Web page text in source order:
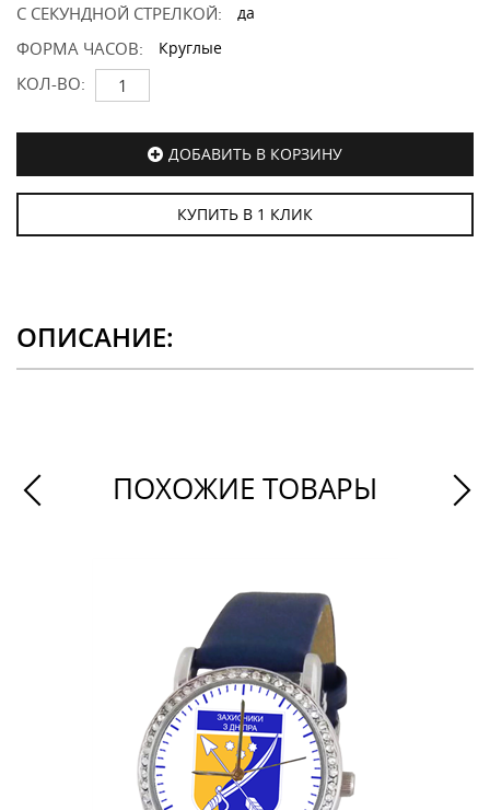
С СЕКУНДНОЙ СТРЕЛКОЙ: да
ФОРМА ЧАСОВ: Круглые
КОЛ-ВО:
ДОБАВИТЬ В КОРЗИНУ
КУПИТЬ В 1 КЛИК
ОПИСАНИЕ:
ПОХОЖИЕ ТОВАРЫ